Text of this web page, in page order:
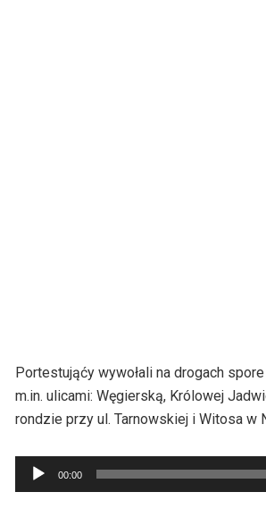
Portestująćy wywołali na drogach
m.in. ulicami: Węgierską, Królowej
rondzie przy ul. Tarnowskiej i Witosa w
Odtwarzacz
plików
00:00